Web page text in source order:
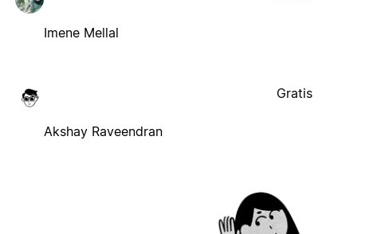
Imene Mellal
Akshay Raveendran
Gratis